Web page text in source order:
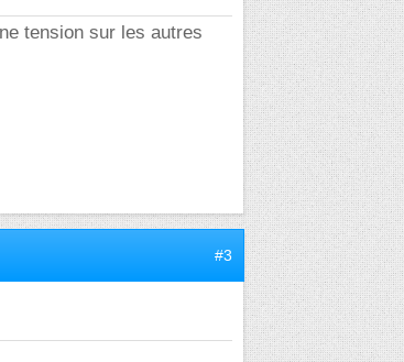
tension sur les autres
#3